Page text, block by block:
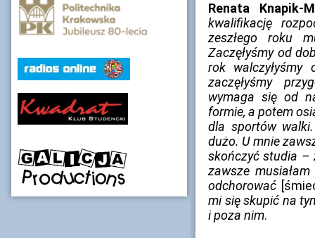
Renata Knapik-
kwalifikację
zeszłego roku
Zaczęłyśmy od
rok
zaczęłyśmy
wymaga się od
formie, a potem
dla sportów
dużo. U mnie
skończyć studia –
zawsze
odchorować
mi się skupić na
i poza nim.